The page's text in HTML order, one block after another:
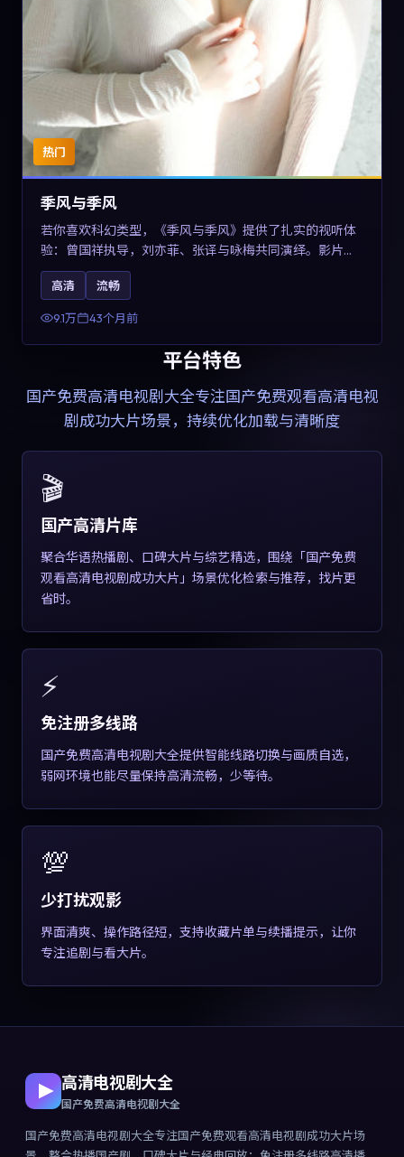
热门
季风与季风
若你喜欢科幻类型，《季风与季风》提供了扎实的视听体
验：曾国祥执导，刘亦菲、张译与咏梅共同演绎。影片
2023年于西班牙上映，内容在有限空间内完成高密度的戏
剧冲突，关键词包含高清流畅、人物关系与情节反转，适
合检索「2023科幻」「西班牙电影」的用户。
高清 流畅
9.1万 43个月前
平台特色
国产免费高清电视剧大全专注国产免费观看高清电视
剧成功大片场景，持续优化加载与清晰度
🎬
国产高清片库
聚合华语热播剧、口碑大片与综艺精选，围绕「国产免费
观看高清电视剧成功大片」场景优化检索与推荐，找片更
省时。
⚡
免注册多线路
国产免费高清电视剧大全提供智能线路切换与画质自选，
弱网环境也能尽量保持高清流畅，少等待。
💯
少打扰观影
界面清爽、操作路径短，支持收藏片单与续播提示，让你
专注追剧与看大片。
高清电视剧大全
国产免费高清电视剧大全
国产免费高清电视剧大全专注国产免费观看高清电视剧成功大片场